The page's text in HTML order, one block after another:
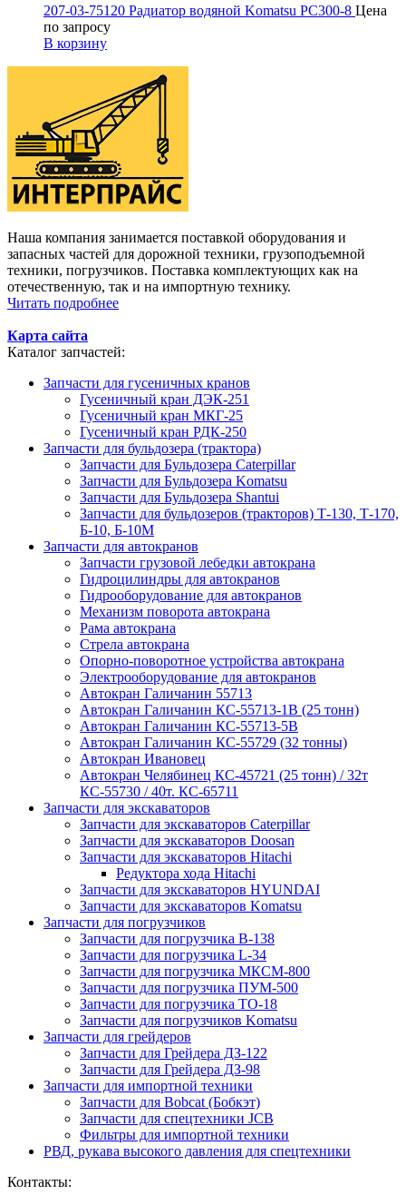
207-03-75120 Радиатор водяной Komatsu PC300-8 Цена
по запросу
В корзину
Наша компания занимается поставкой оборудования и
запасных частей для дорожной техники, грузоподъемной
техники, погрузчиков. Поставка комплектующих как на
отечественную, так и на импортную технику.
Читать подробнее
Карта сайта
Каталог запчастей:
Запчасти для гусеничных кранов
Гусеничный кран ДЭК-251
Гусеничный кран МКГ-25
Гусеничный кран РДК-250
Запчасти для бульдозера (трактора)
Запчасти для Бульдозера Caterpillar
Запчасти для Бульдозера Komatsu
Запчасти для Бульдозера Shantui
Запчасти для бульдозеров (тракторов) Т-130, Т-170,
Б-10, Б-10М
Запчасти для автокранов
Запчасти грузовой лебедки автокрана
Гидроцилиндры для автокранов
Гидрооборудование для автокранов
Механизм поворота автокрана
Рама автокрана
Стрела автокрана
Опорно-поворотное устройства автокрана
Электрооборудование для автокранов
Автокран Галичанин 55713
Автокран Галичанин КС-55713-1В (25 тонн)
Автокран Галичанин КС-55713-5В
Автокран Галичанин КС-55729 (32 тонны)
Автокран Ивановец
Автокран Челябинец КС-45721 (25 тонн) / 32т
КС-55730 / 40т. КС-65711
Запчасти для экскаваторов
Запчасти для экскаваторов Caterpillar
Запчасти для экскаваторов Doosan
Запчасти для экскаваторов Hitachi
Редуктора хода Hitachi
Запчасти для экскаваторов HYUNDAI
Запчасти для экскаваторов Komatsu
Запчасти для погрузчиков
Запчасти для погрузчика B-138
Запчасти для погрузчика L-34
Запчасти для погрузчика МКСМ-800
Запчасти для погрузчика ПУМ-500
Запчасти для погрузчика ТО-18
Запчасти для погрузчиков Komatsu
Запчасти для грейдеров
Запчасти для Грейдера ДЗ-122
Запчасти для Грейдера ДЗ-98
Запчасти для импортной техники
Запчасти для Bobcat (Бобкэт)
Запчасти для спецтехники JCB
Фильтры для импортной техники
РВД, рукава высокого давления для спецтехники
Контакты: